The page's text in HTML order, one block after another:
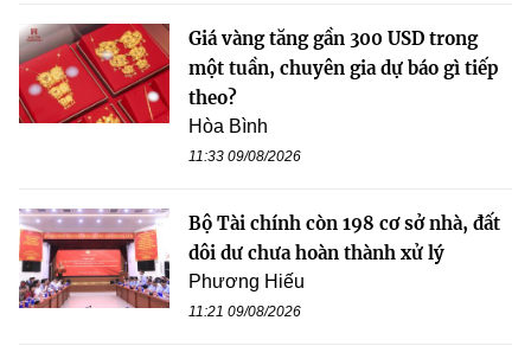
Giá vàng tăng gần 300 USD trong
một tuần, chuyên gia dự báo gì tiếp
theo?
Hòa Bình
11:33 09/08/2026
Bộ Tài chính còn 198 cơ sở nhà, đất
dôi dư chưa hoàn thành xử lý
Phương Hiếu
11:21 09/08/2026